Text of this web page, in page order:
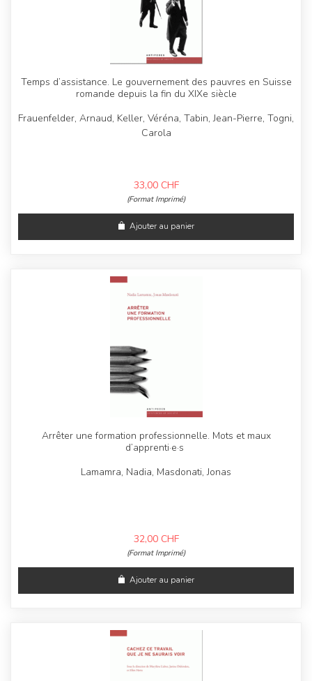
Temps d’assistance. Le gouvernement des pauvres en Suisse
romande depuis la fin du XIXe siècle
Frauenfelder, Arnaud, Keller, Véréna, Tabin, Jean-Pierre, Togni,
Carola
33,00 CHF
(Format Imprimé)
Ajouter au panier
Arrêter une formation professionnelle. Mots et maux
d’apprenti·e·s
Lamamra, Nadia, Masdonati, Jonas
32,00 CHF
(Format Imprimé)
Ajouter au panier